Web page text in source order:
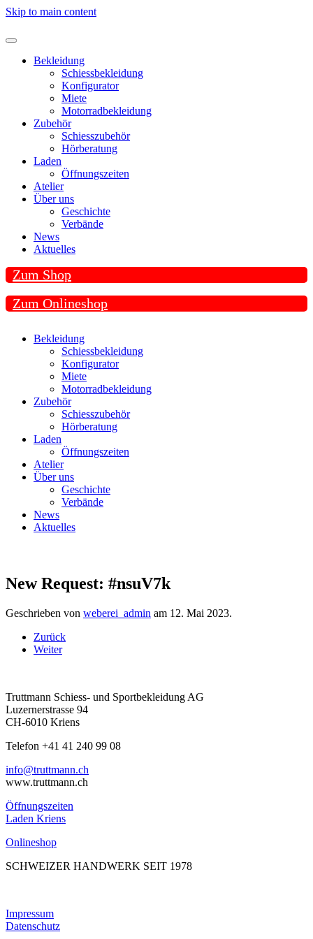
Skip to main content
Bekleidung
Schiessbekleidung
Konfigurator
Miete
Motorradbekleidung
Zubehör
Schiesszubehör
Hörberatung
Laden
Öffnungszeiten
Atelier
Über uns
Geschichte
Verbände
News
Aktuelles
Zum Shop
Zum Onlineshop
Bekleidung
Schiessbekleidung
Konfigurator
Miete
Motorradbekleidung
Zubehör
Schiesszubehör
Hörberatung
Laden
Öffnungszeiten
Atelier
Über uns
Geschichte
Verbände
News
Aktuelles
New Request: #nsuV7k
Geschrieben von weberei_admin am 12. Mai 2023.
Zurück
Weiter
Truttmann Schiess- und Sportbekleidung AG
Luzernerstrasse 94
CH-6010 Kriens
Telefon +41 41 240 99 08
hc.nnamtturt@ofni
www.truttmann.ch
Öffnungszeiten
Laden Kriens
Onlineshop
SCHWEIZER HANDWERK SEIT 1978
Impressum
Datenschutz